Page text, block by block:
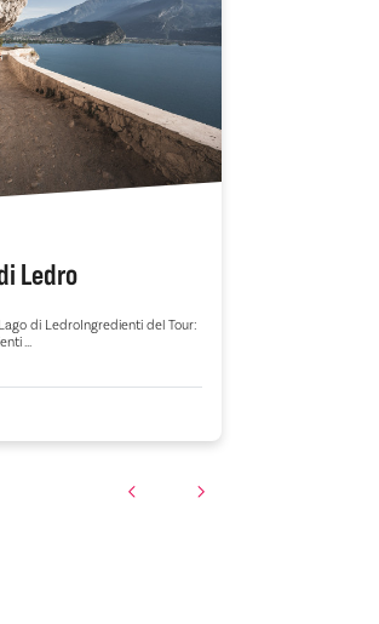
Ledro
di LedroIngredienti del Tour:
...